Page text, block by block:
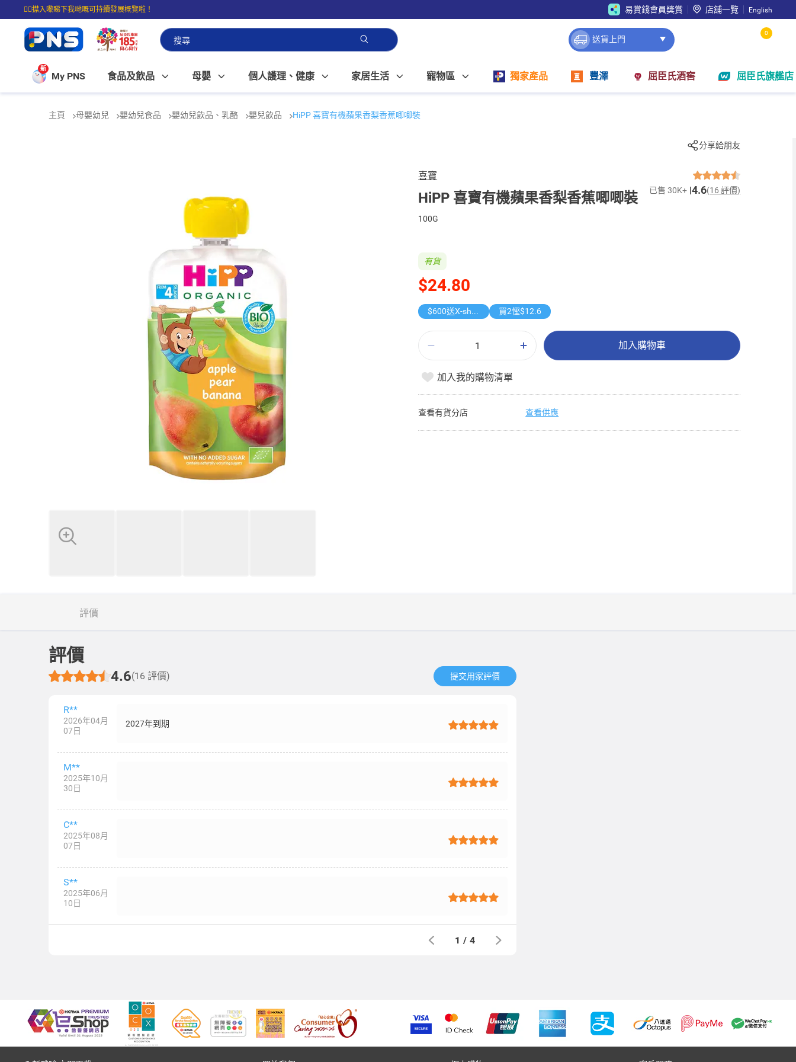
☝🏼㩒入嚟睇下我哋嘅可持續發展概覽啦！
⭐購物滿$399即享免費送貨；滿$100即可免費店取。
易賞錢會員獎賞 店舖一覽 English
送貨上門
0
新
My PNS 食品及飲品 母嬰 個人護理、健康 家居生活 寵物區 獨家產品 豐澤 屈臣氏酒窖 屈臣氏旗艦店
主頁 母嬰幼兒 嬰幼兒食品 嬰幼兒飲品、乳酪 嬰兒飲品 HiPP 喜寶有機蘋果香梨香蕉唧唧裝
分享給朋友
喜寶
HiPP 喜寶有機蘋果香梨香蕉唧唧裝 已售 30K+ 4.6(16 評價)
100G
$24.80
有貨
$600送X-shot 極速入水槍 買2慳$12.6
加入購物車
加入我的購物清單
查看有貨分店 查看供應
評價
評價
4.6(16 評價) 提交用家評價​
R**
2026年04月
07日
2027年到期
M**
2025年10月
30日
C**
2025年08月
07日
S**
2025年06月
10日
1 / 4